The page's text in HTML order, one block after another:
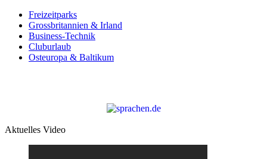
Freizeitparks
Grossbritannien & Irland
Business-Technik
Cluburlaub
Osteuropa & Baltikum
Aktuelles Video